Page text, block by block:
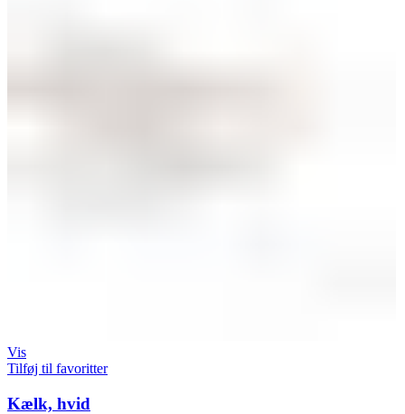
Vis
Tilføj til favoritter
Kælk, hvid